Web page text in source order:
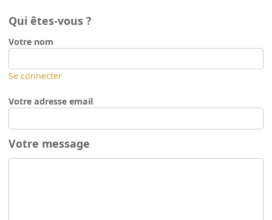
Qui êtes-vous ?
Votre nom
Se connecter
Votre adresse email
Votre message